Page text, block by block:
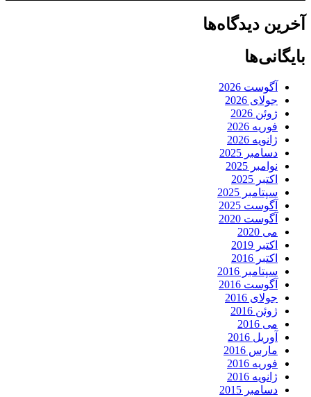
آخرین دیدگاه‌ها
بایگانی‌ها
آگوست 2026
جولای 2026
ژوئن 2026
فوریه 2026
ژانویه 2026
دسامبر 2025
نوامبر 2025
اکتبر 2025
سپتامبر 2025
آگوست 2025
آگوست 2020
می 2020
اکتبر 2019
اکتبر 2016
سپتامبر 2016
آگوست 2016
جولای 2016
ژوئن 2016
می 2016
آوریل 2016
مارس 2016
فوریه 2016
ژانویه 2016
دسامبر 2015